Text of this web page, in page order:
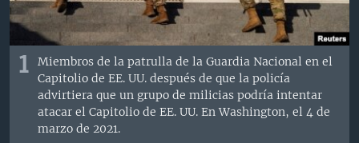
LAS CLAVES
PANORAMA
BUENOS DÍAS AMÉRICA
ESTADOS UNIDOS AL DÍA
EL MUNDO AL DÍA [RADIO]
FORO [RADIO]
DEPORTIVO INTERNACIONAL
Learning English
SÍGANOS
1
Miembros de la patrulla de la Guardia Nacional en el
Capitolio de EE. UU. después de que la policía
advirtiera que un grupo de milicias podría intentar
atacar el Capitolio de EE. UU. En Washington, el 4 de
marzo de 2021.